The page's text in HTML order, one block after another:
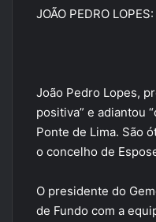
JOÃO PEDRO
João Pedro Lopes,
positiva” e adiantou
Ponte de Lima. São
o concelho de
O presidente do
de Fundo com a